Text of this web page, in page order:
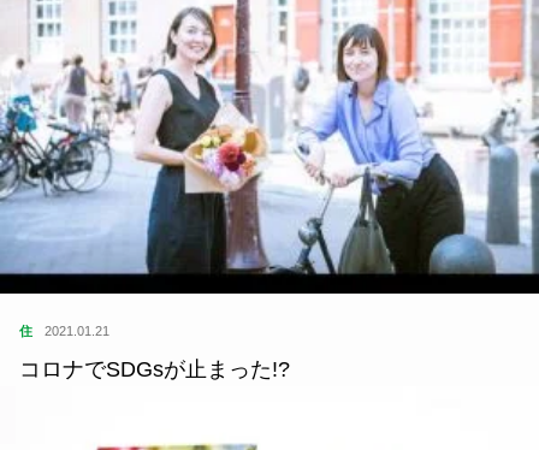
住 2021.01.21
コロナでSDGsが止まった!?